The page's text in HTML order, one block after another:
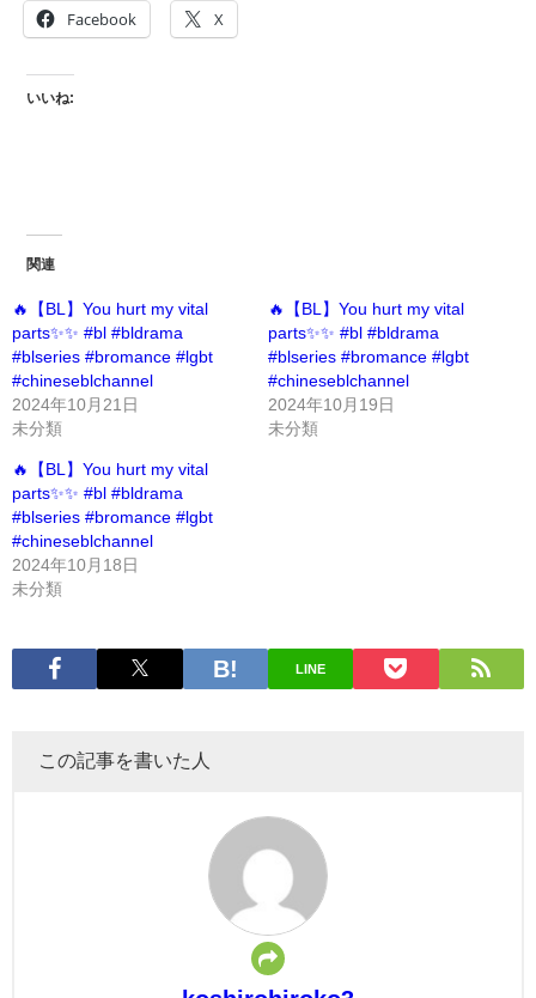
Facebook X
いいね:
関連
🔥【BL】You hurt my vital
parts✨✨ #bl #bldrama
#blseries #bromance #lgbt
#chineseblchannel
2024年10月21日
未分類
🔥【BL】You hurt my vital
parts✨✨ #bl #bldrama
#blseries #bromance #lgbt
#chineseblchannel
2024年10月19日
未分類
🔥【BL】You hurt my vital
parts✨✨ #bl #bldrama
#blseries #bromance #lgbt
#chineseblchannel
2024年10月18日
未分類
LINE
この記事を書いた人